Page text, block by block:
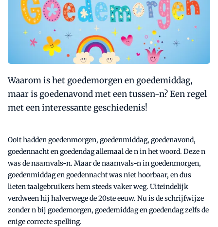
Waarom is het goedemorgen en goedemiddag,
maar is goedenavond met een tussen-n? Een regel
met een interessante geschiedenis!
Ooit hadden goedenmorgen, goedenmiddag, goedenavond,
goedennacht en goedendag allemaal de n in het woord. Deze n
was de naamvals-n. Maar de naamvals-n in goedenmorgen,
goedenmiddag en goedennacht was niet hoorbaar, en dus
lieten taalgebruikers hem steeds vaker weg. Uiteindelijk
verdween hij halverwege de 20ste eeuw. Nu is de schrijfwijze
zonder n bij goedemorgen, goedemiddag en goedendag zelfs de
enige correcte spelling.